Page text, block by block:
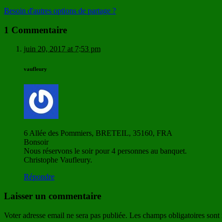
Besoin d'autres options de partage ?
1 Commentaire
juin 20, 2017 at 7:53 pm
vaufleury
6 Allée des Pommiers, BRETEIL, 35160, FRA
Bonsoir
Nous réservons le soir pour 4 personnes au banquet.
Christophe Vaufleury.
Répondre
Laisser un commentaire
Voter adresse email ne sera pas publiée. Les champs obligatoires